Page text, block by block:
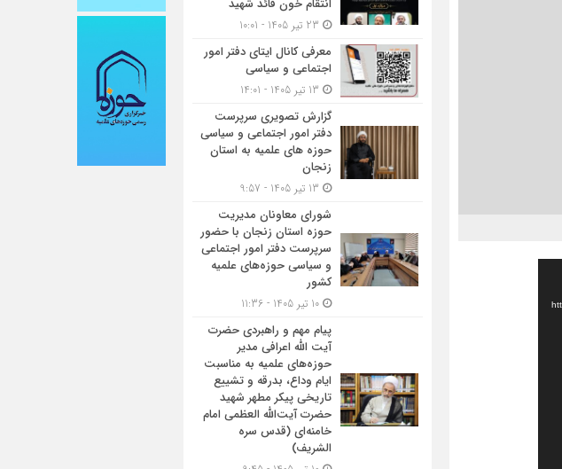
انتقام خون قائد شهید
معرفی کانال ایتای دفتر امور
اجتماعی و سیاسی
گزارش تصویری سرپرست
دفتر امور اجتماعی و سیاسی
حوزه های علمیه به استان
زنجان
شورای معاونان مدیریت
حوزه استان زنجان با حضور
سرپرست دفتر امور اجتماعی
و سیاسی حوزه‌های علمیه
کشور
پیام مهم و راهبردی حضرت
آیت الله اعرافی مدیر
حوزه‌های علمیه به مناسبت
ایام وداع، بدرقه و تشییع
تاریخی پیکر مطهر شهید
حضرت آیت‌الله العظمی امام
خامنه‌ای (قدس سره
الشریف)